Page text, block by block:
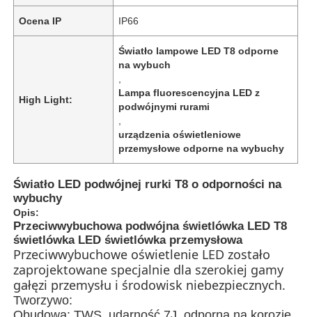
Dom
Produkty
O nas
Ocena IP IP66
High Light:
Światło lampowe LED T8 odporne
na wybuch
Lampa fluorescencyjna LED z
podwójnymi rurami
urządzenia oświetleniowe
przemysłowe odporne na wybuchy
Światło LED podwójnej rurki T8 o odporności na
wybuchy
Opis:
Przeciwwybuchowa podwójna świetlówka LED T8
świetlówka LED świetlówka przemysłowa
Przeciwwybuchowe oświetlenie LED zostało
zaprojektowane specjalnie dla szerokiej gamy
gałęzi przemysłu i środowisk niebezpiecznych.
Tworzywo: